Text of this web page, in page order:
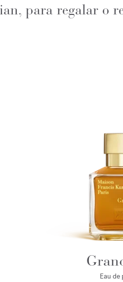
para regalar o
Eau de